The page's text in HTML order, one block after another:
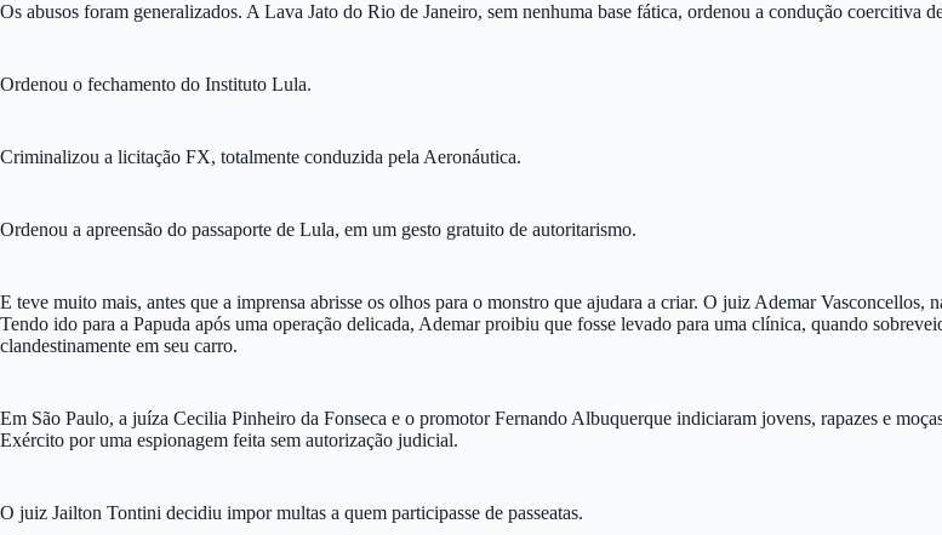
Os abusos foram generalizados. A Lava Jato do Rio de Janeiro, sem nenhuma base fática, ordenou a condução coercitiva
Ordenou o fechamento do Instituto Lula.
Criminalizou a licitação FX, totalmente conduzida pela Aeronáutica.
Ordenou a apreensão do passaporte de Lula, em um gesto gratuito de autoritarismo.
E teve muito mais, antes que a imprensa abrisse os olhos para o monstro que ajudara a criar. O juiz Ademar
Tendo ido para a Papuda após uma operação delicada, Ademar proibiu que fosse levado para uma clínica, quando
clandestinamente em seu carro.
Em São Paulo, a juíza Cecilia Pinheiro da Fonseca e o promotor Fernando Albuquerque indiciaram jovens, rapazes e
Exército por uma espionagem feita sem autorização judicial.
O juiz Jailton Tontini decidiu impor multas a quem participasse de passeatas.